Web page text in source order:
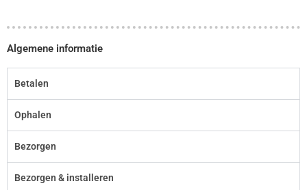
Algemene informatie
Betalen
Ophalen
Bezorgen
Bezorgen & installeren